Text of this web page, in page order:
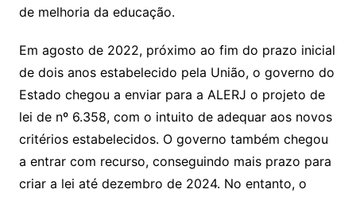
de melhoria da educação.
Em agosto de 2022, próximo ao fim do prazo inicial
de dois anos estabelecido pela União, o governo do
Estado chegou a enviar para a ALERJ o projeto de
lei de nº 6.358, com o intuito de adequar aos novos
critérios estabelecidos. O governo também chegou
a entrar com recurso, conseguindo mais prazo para
criar a lei até dezembro de 2024. No entanto, o